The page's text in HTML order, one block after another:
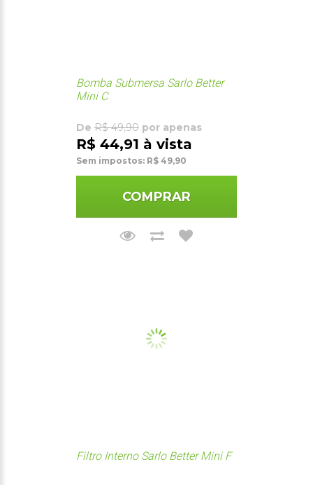
Bomba Submersa Sarlo Better
Mini C
De R$ 49,90 por apenas
R$ 44,91 à vista
Sem impostos: R$ 49,90
COMPRAR
Filtro Interno Sarlo Better Mini F